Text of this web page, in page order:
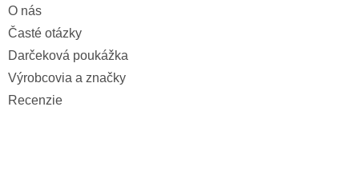
O nás
Časté otázky
Darčeková poukážka
Výrobcovia a značky
Recenzie